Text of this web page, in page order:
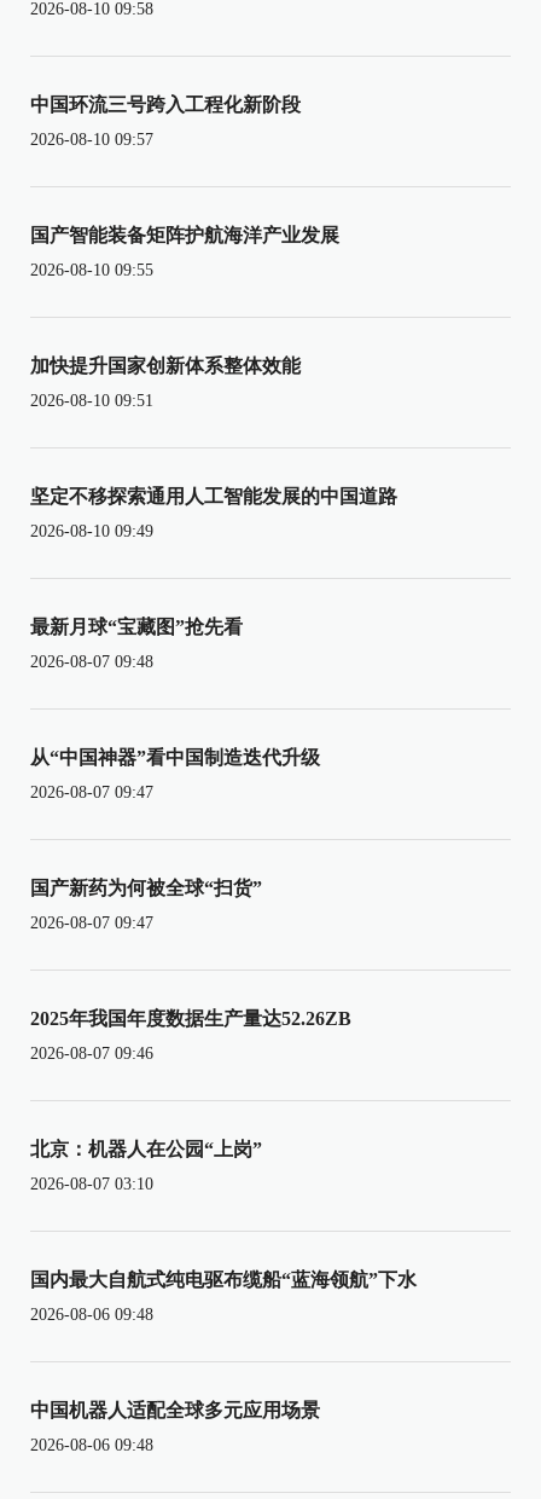
2026-08-10 09:58
中国环流三号跨入工程化新阶段
2026-08-10 09:57
国产智能装备矩阵护航海洋产业发展
2026-08-10 09:55
加快提升国家创新体系整体效能
2026-08-10 09:51
坚定不移探索通用人工智能发展的中国道路
2026-08-10 09:49
最新月球“宝藏图”抢先看
2026-08-07 09:48
从“中国神器”看中国制造迭代升级
2026-08-07 09:47
国产新药为何被全球“扫货”
2026-08-07 09:47
2025年我国年度数据生产量达52.26ZB
2026-08-07 09:46
北京：机器人在公园“上岗”
2026-08-07 03:10
国内最大自航式纯电驱布缆船“蓝海领航”下水
2026-08-06 09:48
中国机器人适配全球多元应用场景
2026-08-06 09:48